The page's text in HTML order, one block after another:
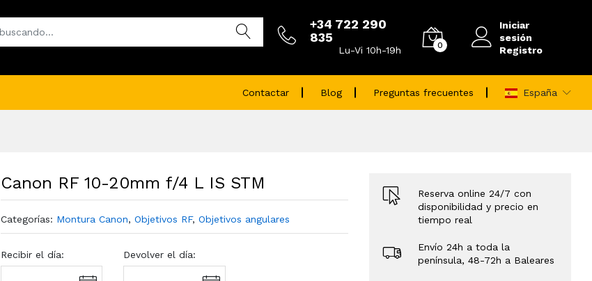
+34 722 290
835
Lu-Vi 10h-19h 0
Iniciar
sesión
Registro
Contactar Blog Preguntas frecuentes España
Canon RF 10-20mm f/4 L IS STM
Categorías: Montura Canon, Objetivos RF, Objetivos angulares
Recibir el día: Devolver el día:
Reserva online 24/7 con
disponibilidad y precio en
tiempo real
Envío 24h a toda la
península, 48-72h a Baleares